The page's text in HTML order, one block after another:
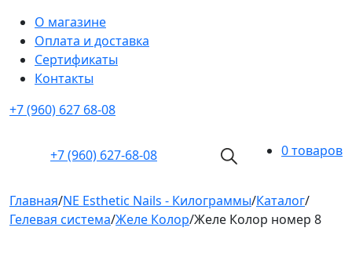
О магазине
Оплата и доставка
Cертификаты
Контакты
+7 (960) 627 68-08
+7 (960) 627-68-08 0 товаров
Главная/NE Esthetic Nails - Килограммы/Каталог/
Гелевая система/Желе Колор/Желе Колор номер 8